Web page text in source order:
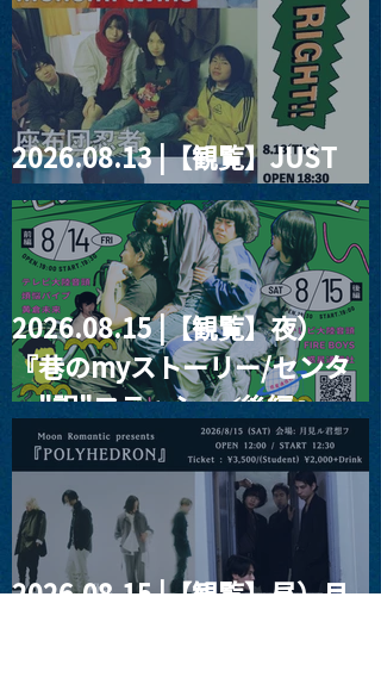
2026.08.13 |【観覧】JUST
RIGHT!! vol.26
2026.08.15 |【観覧】夜）
『巷のmyストーリー/センタ
ー"訳"フラッシュ⚡️後編』
2026.08.15 |【観覧】昼）月